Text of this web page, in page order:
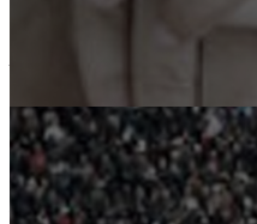
VENEZ REJOINDRE
LE PACTE
Reconstruire une société
sobre, juste et fraternelle !